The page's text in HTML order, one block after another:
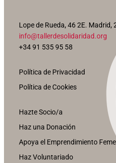
Lope de Rueda, 46 2E. Madrid,
info@tallerdesolidaridad.org
+34 91 535 95 58
Política de Privacidad
Política de Cookies
Hazte Socio/a
Haz una Donación
Apoya el Emprendimiento
Haz Voluntariado